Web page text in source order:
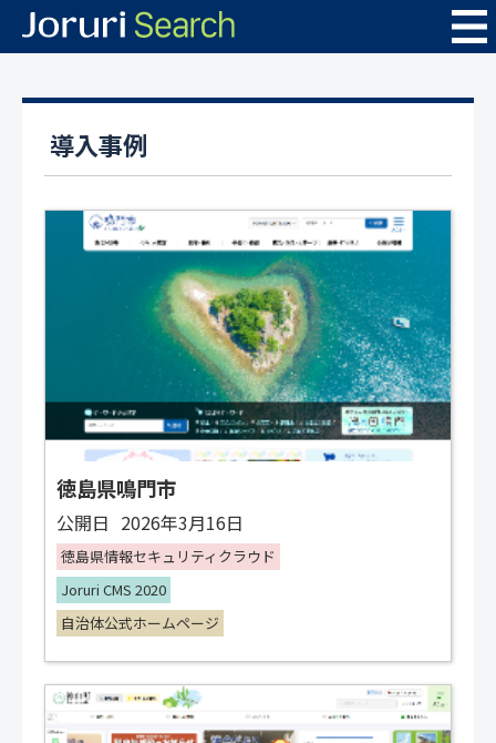
導入事例
徳島県鳴門市
公開日 2026年3月16日
徳島県情報セキュリティクラウド
Joruri CMS 2020
自治体公式ホームページ